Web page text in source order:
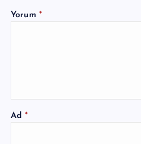
Yorum *
Ad*